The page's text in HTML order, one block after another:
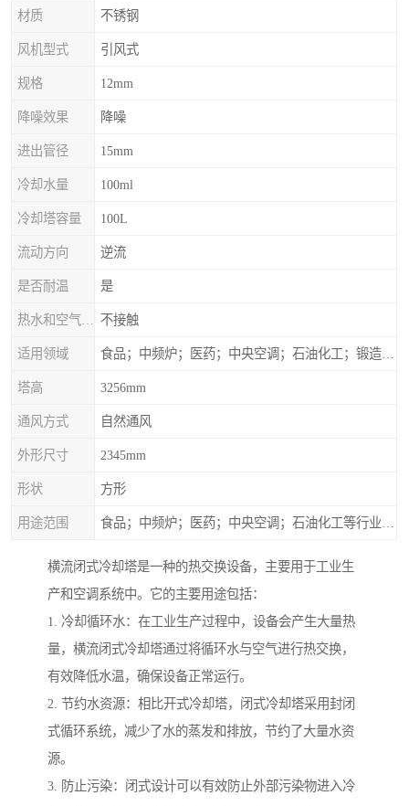
材质 不锈钢
风机型式 引风式
规格 12mm
降噪效果 降噪
进出管径 15mm
冷却水量 100ml
冷却塔容量 100L
流动方向 逆流
是否耐温 是
不接触
适用领域
塔高 3256mm
通风方式 自然通风
外形尺寸 2345mm
形状 方形
用途范围
横流闭式冷却塔是一种的热交换设备，主要用于工业生
产和空调系统中。它的主要用途包括：
1. 冷却循环水：在工业生产过程中，设备会产生大量热
量，横流闭式冷却塔通过将循环水与空气进行热交换，
有效降低水温，确保设备正常运行。
2. 节约水资源：相比开式冷却塔，闭式冷却塔采用封闭
式循环系统，减少了水的蒸发和排放，节约了大量水资
源。
3. 防止污染：闭式设计可以有效防止外部污染物进入冷